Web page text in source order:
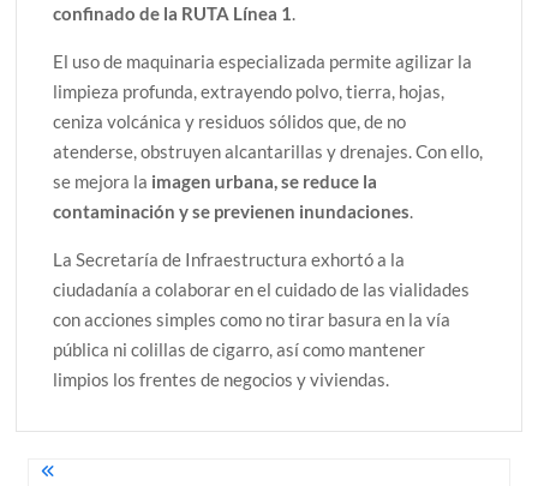
confinado de la RUTA Línea 1.
El uso de maquinaria especializada permite agilizar la
limpieza profunda, extrayendo polvo, tierra, hojas,
ceniza volcánica y residuos sólidos que, de no
atenderse, obstruyen alcantarillas y drenajes. Con ello,
se mejora la imagen urbana, se reduce la
contaminación y se previenen inundaciones.
La Secretaría de Infraestructura exhortó a la
ciudadanía a colaborar en el cuidado de las vialidades
con acciones simples como no tirar basura en la vía
pública ni colillas de cigarro, así como mantener
limpios los frentes de negocios y viviendas.
Navegación